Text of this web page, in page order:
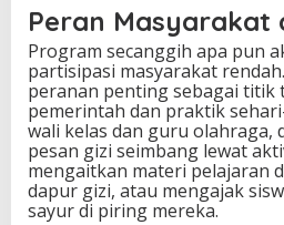
Peran Masyarakat
Program secanggih apa pun
partisipasi masyarakat
peranan penting sebagai titik
pemerintah dan praktik
wali kelas dan guru olahraga,
pesan gizi seimbang lewat
mengaitkan materi pelajaran
dapur gizi, atau mengajak
sayur di piring mereka.